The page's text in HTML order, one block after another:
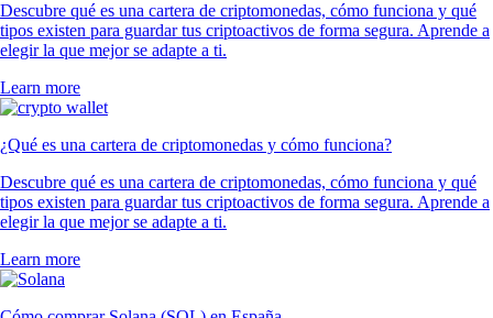
XLM$0.138676-3.88%
POL$0.065296